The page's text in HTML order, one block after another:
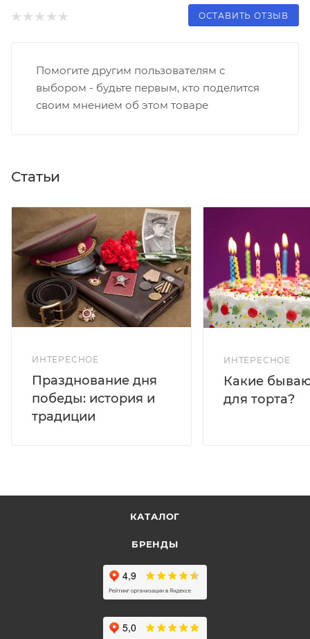
ОСТАВИТЬ ОТЗЫВ
Помогите другим пользователям с
выбором - будьте первым, кто поделится
своим мнением об этом товаре
Статьи
ИНТЕРЕСНОЕ
Празднование дня
победы: история и
традиции
ИНТЕРЕСНОЕ
Какие
для торта?
КАТАЛОГ
БРЕНДЫ